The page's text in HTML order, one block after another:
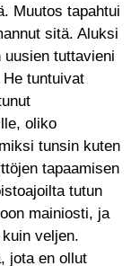
Muutos tapahtui
sitä. Aluksi
tuttavieni
tuntuivat
oliko
tunsin kuten
tapaamisen
tutun
mainiosti, ja
veljen.
jota en ollut